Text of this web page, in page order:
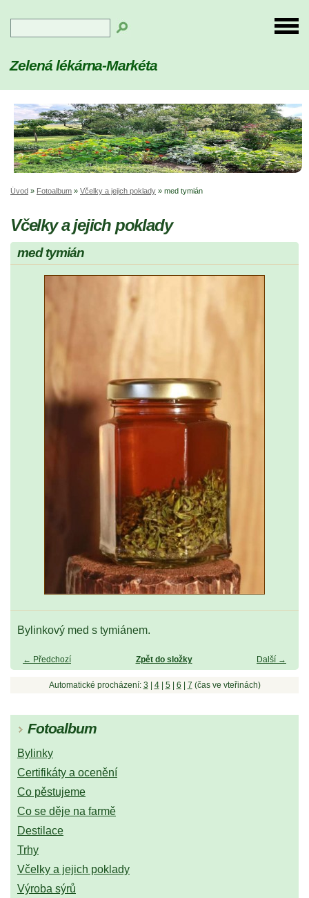
Zelená lékárna-Markéta
Úvod » Fotoalbum » Včelky a jejich poklady » med tymián
Včelky a jejich poklady
med tymián
Bylinkový med s tymiánem.
← Předchozí Další →
Zpět do složky
Automatické procházení: 3 4| 5| 6 7 (čas ve vteřinách)
Fotoalbum
Bylinky
Certifikáty a ocenění
Co pěstujeme
Co se děje na farmě
Destilace
Trhy
Včelky a jejich poklady
Výroba sýrů